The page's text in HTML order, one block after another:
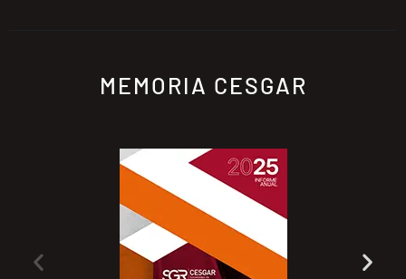
MEMORIA CESGAR